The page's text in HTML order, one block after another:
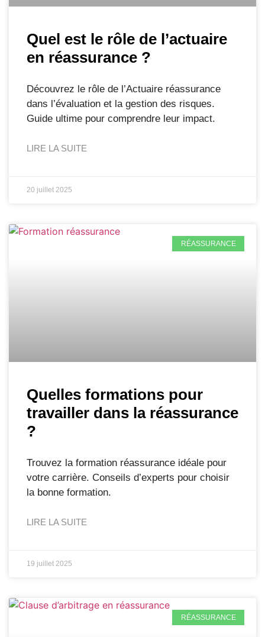
Quel est le rôle de l’actuaire
en réassurance ?
Découvrez le rôle de l’Actuaire réassurance
dans l’évaluation et la gestion des risques.
Guide ultime pour comprendre leur impact.
LIRE LA SUITE
20 juillet 2025
RÉASSURANCE
Quelles formations pour
travailler dans la réassurance
?
Trouvez la formation réassurance idéale pour
votre carrière. Conseils d’experts pour choisir
la bonne formation.
LIRE LA SUITE
19 juillet 2025
RÉASSURANCE